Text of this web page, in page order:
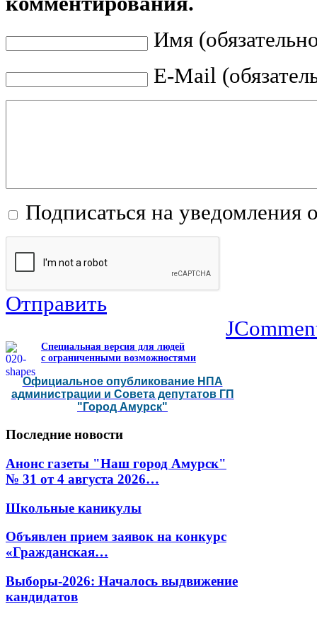
Имя
E-Mail
Подписаться на уведомления
Отправить
Специальная версия для людей
с ограниченными возможностями
Официальное опубликование НПА
администрации и Совета депутатов ГП
"Город Амурск"
Последние новости
Анонс газеты "Наш город Амурск"
№ 31 от 4 августа 2026…
Школьные каникулы
Объявлен прием заявок на конкурс
«Гражданская…
Выборы-2026: Началось выдвижение
кандидатов